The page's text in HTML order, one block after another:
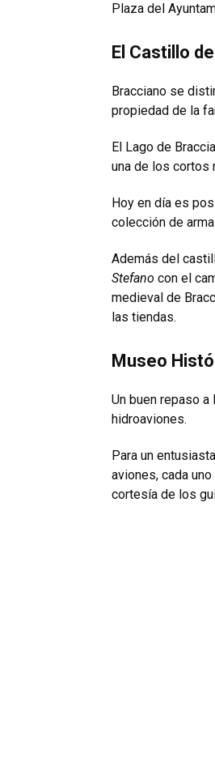
Plaza del
El Castillo
Bracciano se
propiedad de la
El Lago de
una de los cortos
Hoy en día es
colección de
Además del
Stefano con el
medieval de
las tiendas.
Museo
Un buen repaso
hidroaviones.
Para un
aviones, cada
cortesía de los